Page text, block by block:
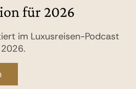
für 2026
im Luxusreisen-Podcast